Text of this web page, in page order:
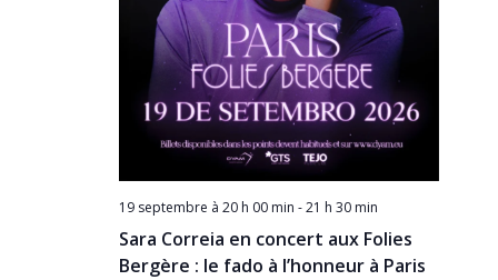
Sara Correia en concert aux Folies
Bergère : le fado à l’honneur à Paris
19 septembre à 20 h 00 min -21 h 30 min